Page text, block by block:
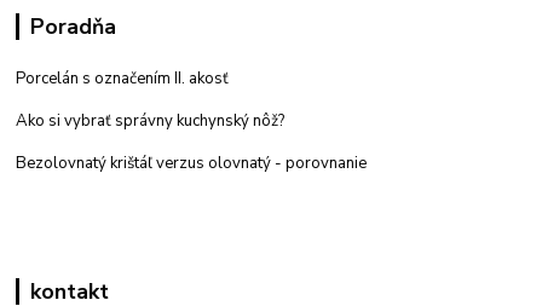
Poradňa
Porcelán s označením II. akosť
Ako si vybrať správny kuchynský nôž?
Bezolovnatý krištáľ verzus olovnatý - porovnanie
kontakt